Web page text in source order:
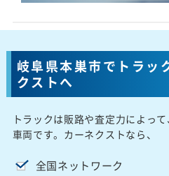
岐阜県本巣市でトラッ
クストへ
トラックは販路や査定力によっ
車両です。カーネクストなら、
全国ネットワーク